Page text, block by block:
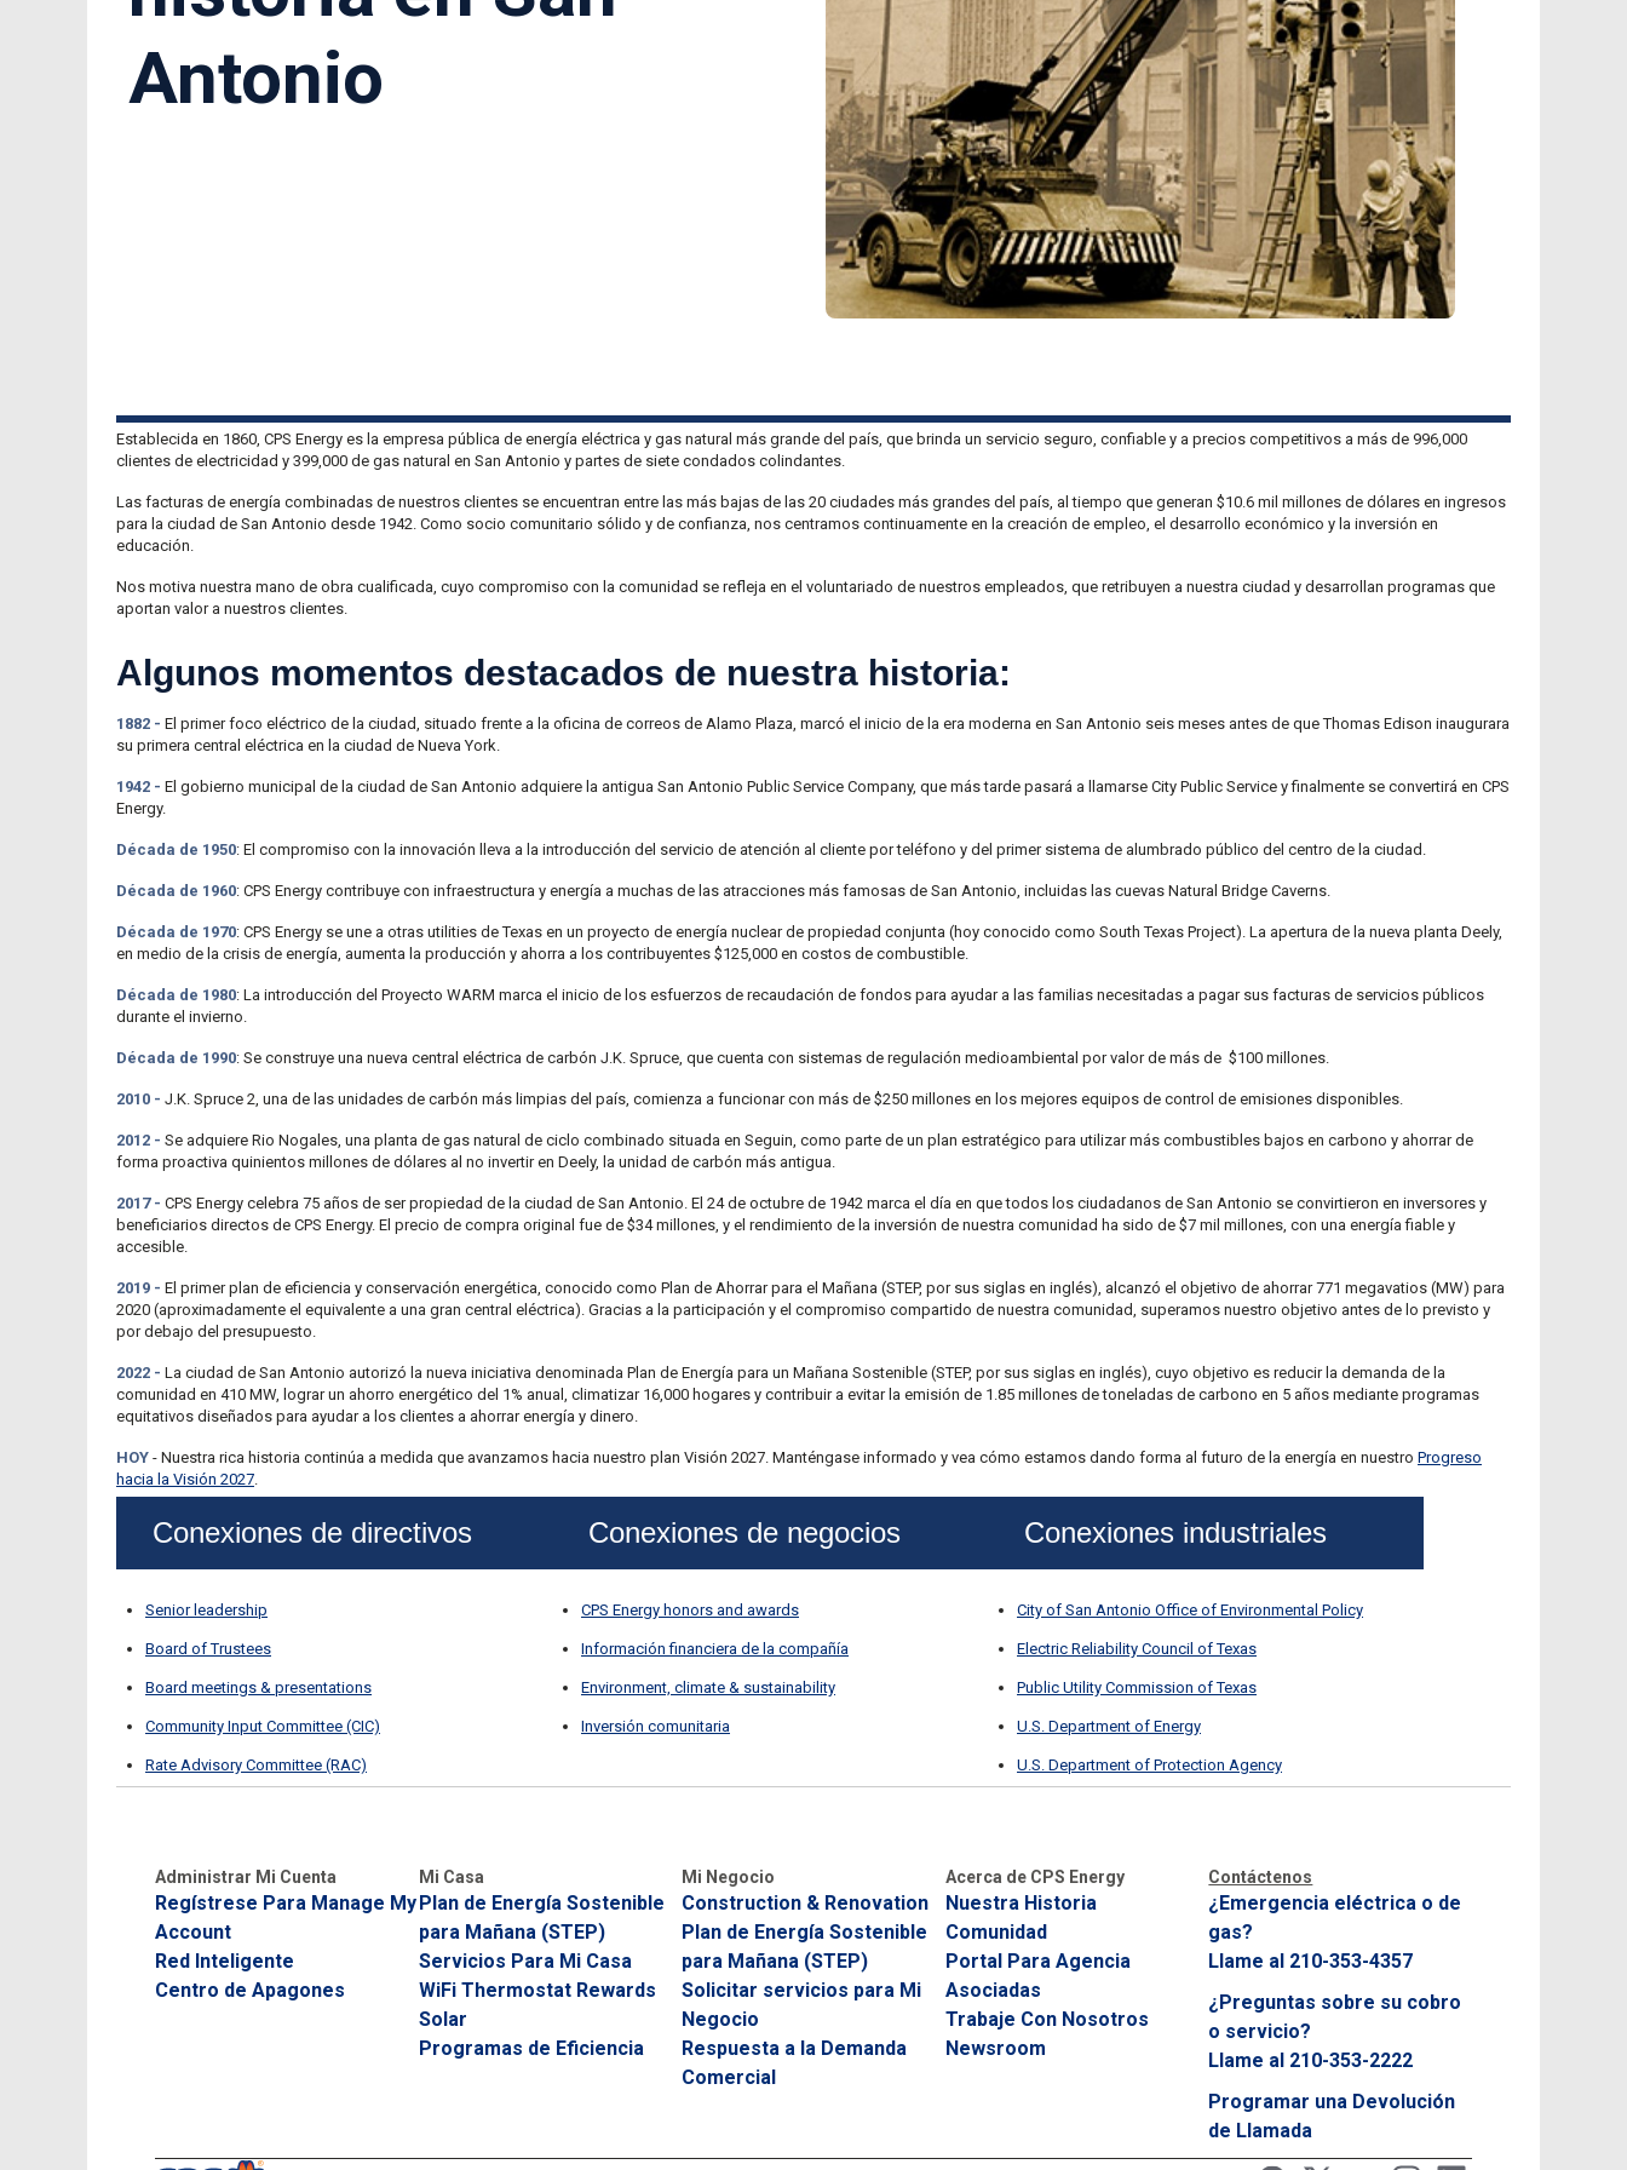
Opciones de Pago y Asistencia al Cliente
Reconexión del Servicio
Entienda su Factura
Centro de Apagones
Antonio
Establecida en 1860, CPS Energy es la empresa pública de energía eléctrica y gas natural más grande del país, que brinda un servicio seguro, confiable y a precios competitivos a más de 996,000
clientes de electricidad y 399,000 de gas natural en San Antonio y partes de siete condados colindantes.
Las facturas de energía combinadas de nuestros clientes se encuentran entre las más bajas de las 20 ciudades más grandes del país, al tiempo que generan $10.6 mil millones de dólares en ingresos
para la ciudad de San Antonio desde 1942. Como socio comunitario sólido y de confianza, nos centramos continuamente en la creación de empleo, el desarrollo económico y la inversión en
educación.
Nos motiva nuestra mano de obra cualificada, cuyo compromiso con la comunidad se refleja en el voluntariado de nuestros empleados, que retribuyen a nuestra ciudad y desarrollan programas que
aportan valor a nuestros clientes.
Algunos momentos destacados de nuestra historia:
1882 - El primer foco eléctrico de la ciudad, situado frente a la oficina de correos de Alamo Plaza, marcó el inicio de la era moderna en San Antonio seis meses antes de que Thomas Edison inaugurara
su primera central eléctrica en la ciudad de Nueva York.
1942 - El gobierno municipal de la ciudad de San Antonio adquiere la antigua San Antonio Public Service Company, que más tarde pasará a llamarse City Public Service y finalmente se convertirá en CPS
Energy.
Década de 1950: El compromiso con la innovación lleva a la introducción del servicio de atención al cliente por teléfono y del primer sistema de alumbrado público del centro de la ciudad.
Década de 1960: CPS Energy contribuye con infraestructura y energía a muchas de las atracciones más famosas de San Antonio, incluidas las cuevas Natural Bridge Caverns.
Década de 1970: CPS Energy se une a otras utilities de Texas en un proyecto de energía nuclear de propiedad conjunta (hoy conocido como South Texas Project). La apertura de la nueva planta Deely,
en medio de la crisis de energía, aumenta la producción y ahorra a los contribuyentes $125,000 en costos de combustible.
Década de 1980: La introducción del Proyecto WARM marca el inicio de los esfuerzos de recaudación de fondos para ayudar a las familias necesitadas a pagar sus facturas de servicios públicos
durante el invierno.
Década de 1990: Se construye una nueva central eléctrica de carbón J.K. Spruce, que cuenta con sistemas de regulación medioambiental por valor de más de $100 millones.
2010 - J.K. Spruce 2, una de las unidades de carbón más limpias del país, comienza a funcionar con más de $250 millones en los mejores equipos de control de emisiones disponibles.
2012 - Se adquiere Rio Nogales, una planta de gas natural de ciclo combinado situada en Seguin, como parte de un plan estratégico para utilizar más combustibles bajos en carbono y ahorrar de
forma proactiva quinientos millones de dólares al no invertir en Deely, la unidad de carbón más antigua.
2017 - CPS Energy celebra 75 años de ser propiedad de la ciudad de San Antonio. El 24 de octubre de 1942 marca el día en que todos los ciudadanos de San Antonio se convirtieron en inversores y
beneficiarios directos de CPS Energy. El precio de compra original fue de $34 millones, y el rendimiento de la inversión de nuestra comunidad ha sido de $7 mil millones, con una energía fiable y
accesible.
2019 - El primer plan de eficiencia y conservación energética, conocido como Plan de Ahorrar para el Mañana (STEP, por sus siglas en inglés), alcanzó el objetivo de ahorrar 771 megavatios (MW) para
2020 (aproximadamente el equivalente a una gran central eléctrica). Gracias a la participación y el compromiso compartido de nuestra comunidad, superamos nuestro objetivo antes de lo previsto y
por debajo del presupuesto.
2022 - La ciudad de San Antonio autorizó la nueva iniciativa denominada Plan de Energía para un Mañana Sostenible (STEP, por sus siglas en inglés), cuyo objetivo es reducir la demanda de la
comunidad en 410 MW, lograr un ahorro energético del 1% anual, climatizar 16,000 hogares y contribuir a evitar la emisión de 1.85 millones de toneladas de carbono en 5 años mediante programas
equitativos diseñados para ayudar a los clientes a ahorrar energía y dinero.
HOY - Nuestra rica historia continúa a medida que avanzamos hacia nuestro plan Visión 2027. Manténgase informado y vea cómo estamos dando forma al futuro de la energía en nuestro Progreso
hacia la Visión 2027.
Conexiones de directivos
Senior leadership
Board of Trustees
Board meetings & presentations
Community Input Committee (CIC)
Rate Advisory Committee (RAC)
Conexiones de negocios
CPS Energy honors and awards
Información financiera de la compañía
Environment, climate & sustainability
Inversión comunitaria
Conexiones industriales
City of San Antonio Office of Environmental Policy
Electric Reliability Council of Texas
Public Utility Commission of Texas
U.S. Department of Energy
U.S. Department of Protection Agency
Administrar Mi Cuenta
Regístrese Para Manage My
Account
Red Inteligente
Centro de Apagones
Mi Casa
Plan de Energía Sostenible
para Mañana (STEP)
Servicios Para Mi Casa
WiFi Thermostat Rewards
Solar
Programas de Eficiencia
Mi Negocio
Construction & Renovation
Plan de Energía Sostenible
para Mañana (STEP)
Solicitar servicios para Mi
Negocio
Respuesta a la Demanda
Comercial
Acerca de CPS Energy
Nuestra Historia
Comunidad
Portal Para Agencia
Asociadas
Trabaje Con Nosotros
Newsroom
Contáctenos
¿Emergencia eléctrica o de
gas?
Llame al 210-353-4357
¿Preguntas sobre su cobro
o servicio?
Llame al 210-353-2222
Programar una Devolución
de Llamada